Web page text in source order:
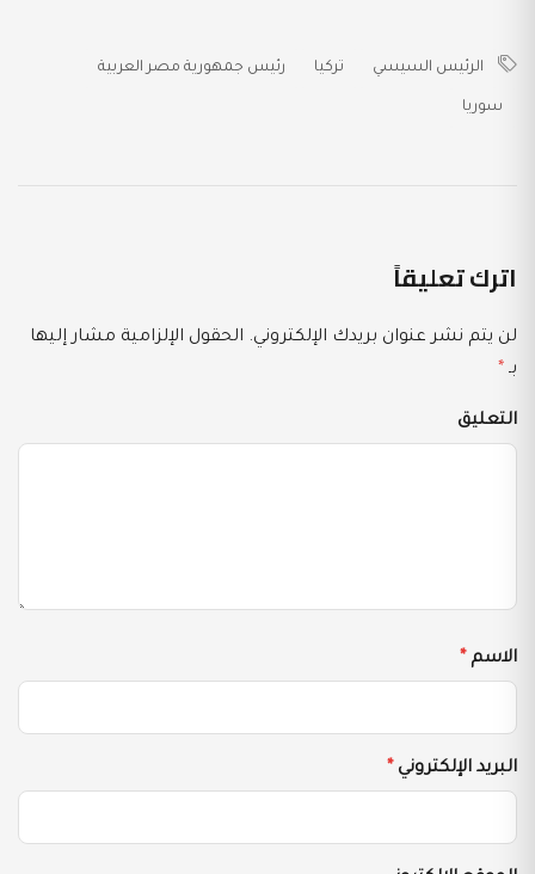
الرئيس السيسي تركيا رئيس جمهورية مصر العربية
سوريا
اترك تعليقاً
لن يتم نشر عنوان بريدك الإلكتروني. الحقول الإلزامية مشار إليها
بـ *
التعليق
الاسم *
البريد الإلكتروني *